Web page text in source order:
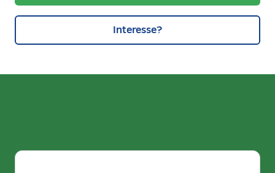
Interesse?